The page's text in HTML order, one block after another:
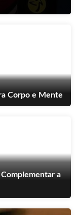
Corpo e Mente
a